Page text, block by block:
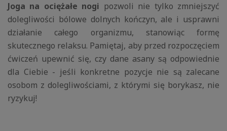
Joga na ociężałe nogi pozwoli nie tylko zmniejszyć
dolegliwości bólowe dolnych kończyn, ale i usprawni
działanie całego organizmu, stanowiąc formę
skutecznego relaksu. Pamiętaj, aby przed rozpoczęciem
ćwiczeń upewnić się, czy dane asany są odpowiednie
dla Ciebie - jeśli konkretne pozycje nie są zalecane
osobom z dolegliwościami, z którymi się borykasz, nie
ryzykuj!